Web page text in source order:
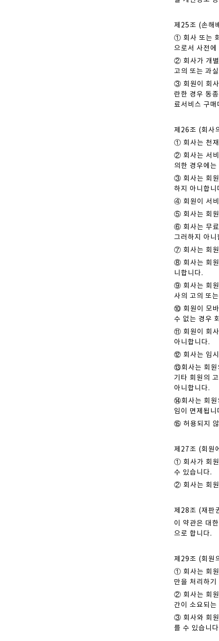
제25조 (손해
① 회사 또는
으로서 사전
② 회사가 개별
고의 또는 과
③ 회원이 회사
란한 경우 동
료서비스 구
제26조 (회사
① 회사는 천재
② 회사는 서비
의한 경우에
③ 회사는 회원
하지 아니합니
④ 회원이 서비
⑤ 회사는 회원
⑥ 회사는 무료
그러하지 아니
⑦ 회사는 회원
⑧ 회사는 회원
니합니다.
⑨ 회사는 회원
사의 고의 또
⑩ 회원이 모바
수 없는 경우
⑪ 회원이 회사
아니합니다.
⑫ 회사는 임시
⑬회사는 회원
기타 회원의
아니합니다.
⑭회사는 회원
임이 면제됩니
⑮ 허용되지 않
제27조 (회원
① 회사가 회원
수 있습니다.
② 회사는 회원
제28조 (재판
이 약관은 대
으로 합니다.
제29조 (회원
① 회사는 회원
만을 처리하
② 회사는 회원
간이 소요되
③ 회사와 회원
를 수 있습니